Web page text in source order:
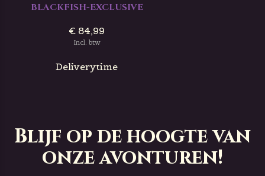
BLACKFISH-EXCLUSIVE
€ 84,99
Incl. btw
Deliverytime
Blijf op de hoogte van
onze avonturen!